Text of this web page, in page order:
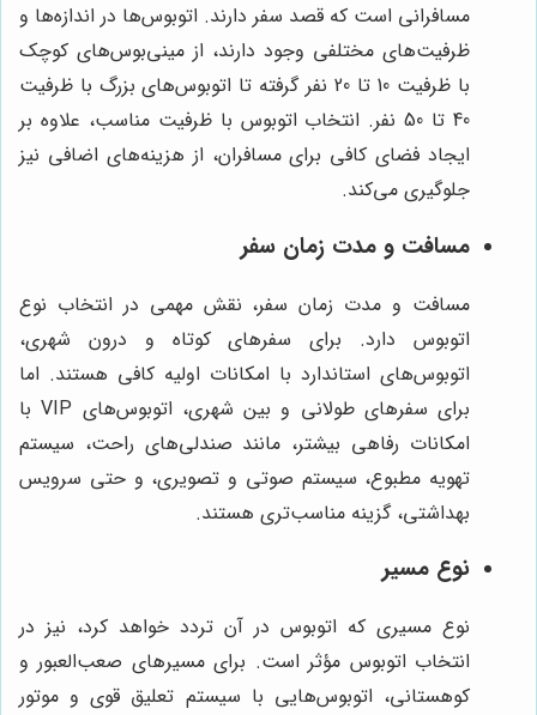
مسافرانی است که قصد سفر دارند. اتوبوس‌ها در اندازه‌ها و
ظرفیت‌های مختلفی وجود دارند، از مینی‌بوس‌های کوچک
با ظرفیت 10 تا 20 نفر گرفته تا اتوبوس‌های بزرگ با ظرفیت
40 تا 50 نفر. انتخاب اتوبوس با ظرفیت مناسب، علاوه بر
ایجاد فضای کافی برای مسافران، از هزینه‌های اضافی نیز
جلوگیری می‌کند.
مسافت و مدت زمان سفر
مسافت و مدت زمان سفر، نقش مهمی در انتخاب نوع
اتوبوس دارد. برای سفرهای کوتاه و درون شهری،
اتوبوس‌های استاندارد با امکانات اولیه کافی هستند. اما
برای سفرهای طولانی و بین شهری، اتوبوس‌های VIP با
امکانات رفاهی بیشتر، مانند صندلی‌های راحت، سیستم
تهویه مطبوع، سیستم صوتی و تصویری، و حتی سرویس
بهداشتی، گزینه مناسب‌تری هستند.
نوع مسیر
نوع مسیری که اتوبوس در آن تردد خواهد کرد، نیز در
انتخاب اتوبوس مؤثر است. برای مسیرهای صعب‌العبور و
کوهستانی، اتوبوس‌هایی با سیستم تعلیق قوی و موتور